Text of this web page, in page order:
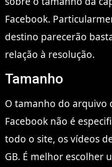
Facebook.
destino parecerão
relação à resolução.
Tamanho
O tamanho do arquivo
Facebook não é
todo o site, os vídeos
GB. É melhor escolher